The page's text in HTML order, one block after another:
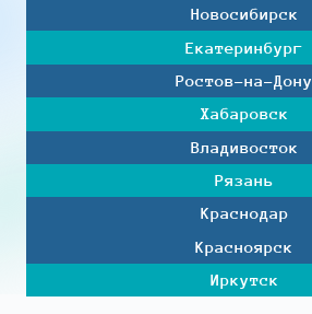
Новосибирск
Екатеринбург
Ростов-на-Дону
Хабаровск
Владивосток
Рязань
Краснодар
Красноярск
Иркутск